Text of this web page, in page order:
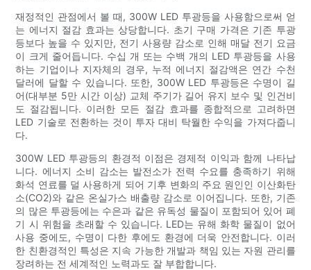
재정적인 관점에서 볼 때, 300W LED 투광등을 사용함으로써 얻
는 에너지 절감 효과는 상당합니다. 초기 구매 가격은 기존 투광
등보다 높을 수 있지만, 전기 사용량 감소로 인해 매달 전기 요금
이 크게 줄어듭니다. 수십 개 또는 수백 개의 LED 투광등을 사용
하는 기업이나 지자체의 경우, 누적 에너지 절감액은 연간 수천
달러에 달할 수 있습니다. 또한, 300W LED 투광등은 수명이 길
어(대부분 5만 시간 이상) 교체 주기가 길어 유지 보수 및 인건비
도 절감됩니다. 이러한 모든 절감 효과를 종합적으로 고려하면
LED 기술로 전환하는 것이 투자 대비 탁월한 수익을 가져다줍니
다.
300W LED 투광등의 환경적 이점은 경제적 이익과 함께 나타납
니다. 에너지 소비 감소는 발전소가 전력 수요를 충족하기 위해
화석 연료를 덜 사용하게 되어 기후 변화의 주요 원인인 이산화탄
소(CO2)와 같은 온실가스 배출량 감소로 이어집니다. 또한, 기존
의 많은 투광등에는 수은과 같은 유독성 물질이 포함되어 있어 폐
기 시 위험을 초래할 수 있습니다. LED는 유해 화학 물질이 없어
사용 중에도, 수명이 다한 후에도 환경에 더욱 안전합니다. 이러
한 친환경적인 특성은 지속 가능한 개발과 책임 있는 자원 관리를
장려하는 전 세계적인 노력과도 잘 부합합니다.